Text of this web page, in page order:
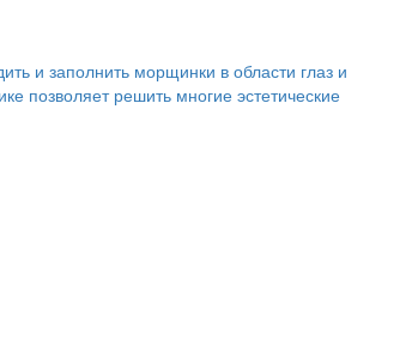
и заполнить морщинки в области глаз и
позволяет решить многие эстетические